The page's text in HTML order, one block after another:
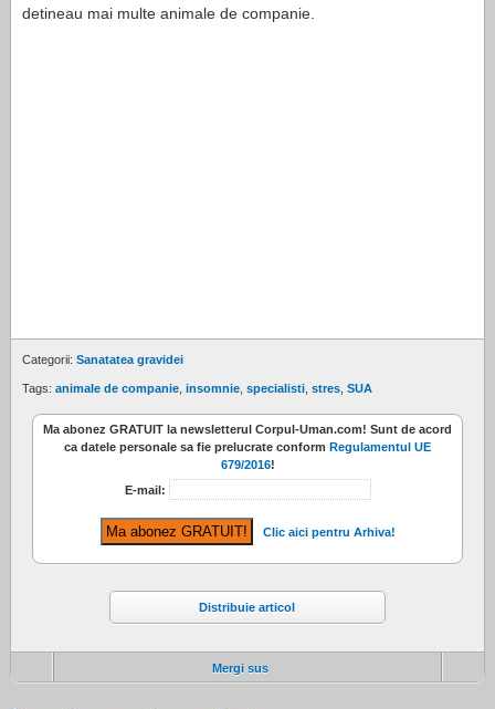
detineau mai multe animale de companie.
Categorii: Sanatatea gravidei
Tags: animale de companie insomnie specialisti stres SUA
Ma abonez GRATUIT la newsletterul Corpul-Uman.com! Sunt de acord
ca datele personale sa fie prelucrate conform Regulamentul UE
679/2016!
E-mail:
Clic aici pentru Arhiva!
Distribuie articol
Mergi sus